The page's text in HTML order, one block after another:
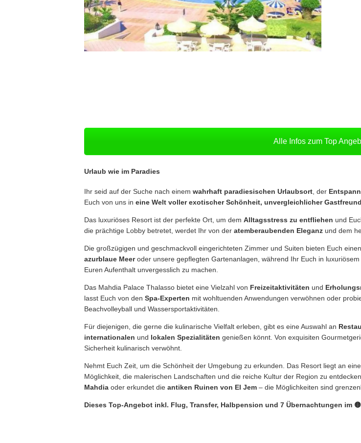
Alle Infos zum Top
Urlaub wie im Paradies
Ihr seid auf der Suche nach einem wahrhaft paradiesischen Urlaubsort , der
Euch von uns in eine Welt voller exotischer Schönheit, unvergleichlicher
Das luxuriöses Resort ist der perfekte Ort, um dem Alltagsstress zu entfliehen und
die prächtige Lobby betretet, werdet Ihr von der atemberaubenden Eleganz und dem
Die großzügigen und geschmackvoll eingerichteten Zimmer und Suiten bieten Euch einen
azurblaue Meeroder unsere gepflegten Gartenanlagen, während Ihr Euch in
Euren Aufenthalt unvergesslich zu machen.
Das Mahdia Palace Thalasso bietet eine Vielzahl von Freizeitaktivitäten und
lasst Euch von den Spa-Experten mit wohltuenden Anwendungen verwöhnen oder
Beachvolleyball und Wassersportaktivitäten.
Für diejenigen, die gerne die kulinarische Vielfalt erleben, gibt es eine Auswahl an
internationalen und lokalen Spezialitäten genießen könnt. Von exquisiten
Sicherheit kulinarisch verwöhnt.
Nehmt Euch Zeit, um die Schönheit der Umgebung zu erkunden. Das Resort liegt an
Möglichkeit, die malerischen Landschaften und die reiche Kultur der Region zu
Mahdia oder erkundet die antiken Ruinen von El Jem – die Möglichkeiten sind
Dieses Top-Angebot inkl. Flug, Transfer, Halbpension und 7 Übernachtungen im